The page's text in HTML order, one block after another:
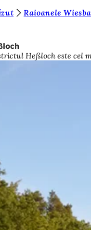
Raioanele
Heßloch este cel